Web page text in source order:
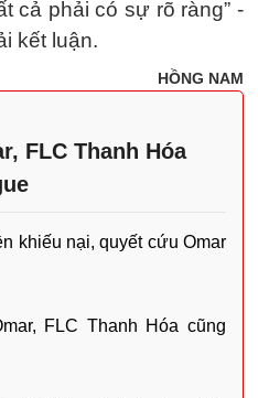
cả phải có sự rõ ràng” -
kết luận.
HỒNG NAM
FLC Thanh Hóa
khiếu nại, quyết cứu Omar
FLC Thanh Hóa cũng